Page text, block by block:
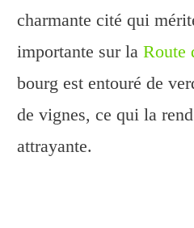
charmante cité qui
importante sur la Route
bourg est entouré de
de vignes, ce qui la
attrayante.